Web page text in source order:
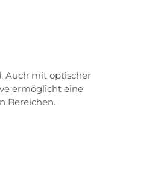
Auch mit optischer
ermöglicht eine
Bereichen.